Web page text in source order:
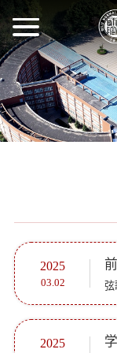
2025
03.02
2025